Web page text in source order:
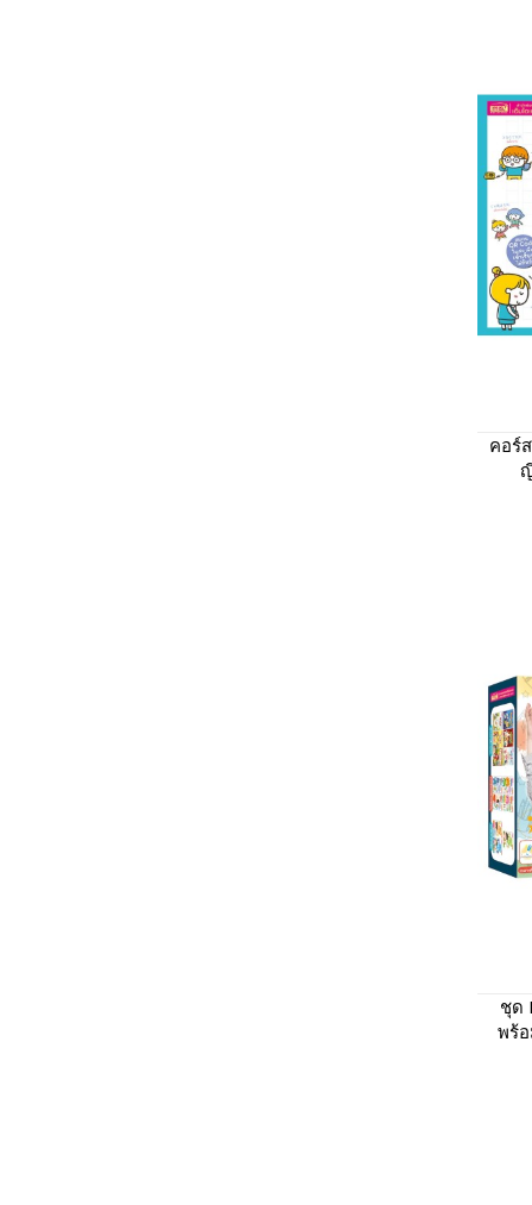
คอร์
ชุด
พร้